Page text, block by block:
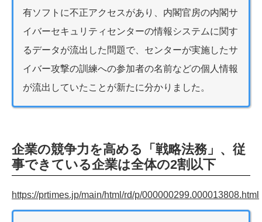
有ソフトに不正アクセスがあり、内閣官房の内閣サ
イバーセキュリティセンターの情報システムに関す
るデータが流出した問題で、センターが実施したサ
イバー攻撃の訓練への参加者の名前などの個人情報
が流出していたことが新たに分かりました。
企業の競争力を高める「戦略法務」、従
事できている企業は全体の2割以下
https://prtimes.jp/main/html/rd/p/000000299.000013808.html